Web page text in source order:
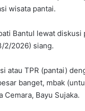
wisata pantai.
Bantul lewat diskusi
2/2026) siang.
atau TPR (pantai)
banget, mbak
Cemara, Bayu Sujaka.